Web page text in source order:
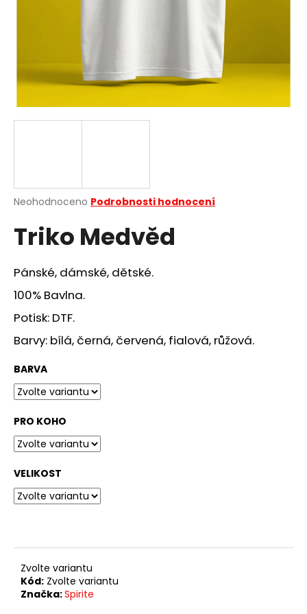
Průměrné
produktu
z
5
hvězdiček.
Neohodnoceno Podrobnosti hodnocení
Triko Medvěd
Pánské, dámské, dětské.
100% Bavlna.
Potisk: DTF.
Barvy: bílá, černá, červená, fialová, růžová.
BARVA
PRO KOHO
VELIKOST
Zvolte variantu
Kód: Zvolte variantu
Značka:Spirite
?
o
p
o
r
u
č
u
j
m
e
TRIKO
LP
349
Kč